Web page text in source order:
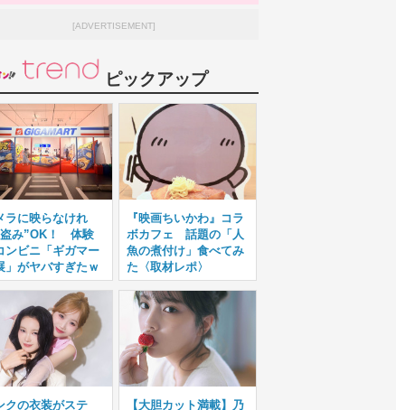
[ADVERTISEMENT]
ピックアップ
ラに映らなけれ
み”OK！ 体験
ンビニ「ギガマー
」がヤバすぎたｗ
『映画ちいかわ』コラ
ボカフェ 話題の「人
魚の煮付け」食べてみ
た〈取材レポ〉
クの衣装がステ 【大胆カット満載】乃